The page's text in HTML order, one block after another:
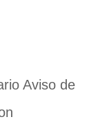
Aviso de